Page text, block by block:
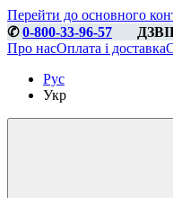
Перейти до основного
✆0-800-33-96-57
Про насОплата і доставка
Рус
Укр